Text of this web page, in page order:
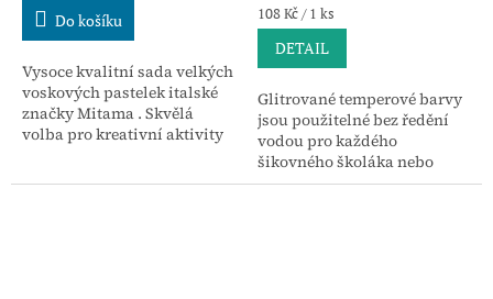
Do košíku
Vysoce kvalitní sada velkých
voskových pastelek italské
značky Mitama . Skvělá
volba pro kreativní aktivity
Měrná
cena:
108 Kč / 1 ks
DETAIL
Glitrované temperové barvy
jsou použitelné bez ředění
vodou pro každého
šikovného školáka nebo
školkaře.